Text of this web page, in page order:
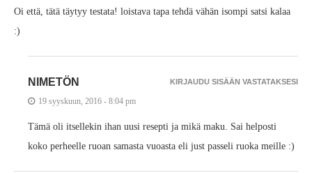
Oi että, tätä täytyy testata! loistava tapa tehdä vähän isompi satsi kalaa
:)
NIMETÖN
19 syyskuun, 2016 - 8:04 pm
Tämä oli itsellekin ihan uusi resepti ja mikä maku. Sai helposti
koko perheelle ruoan samasta vuoasta eli just passeli ruoka meille :)
KIRJAUDU SISÄÄN VASTATAKSESI